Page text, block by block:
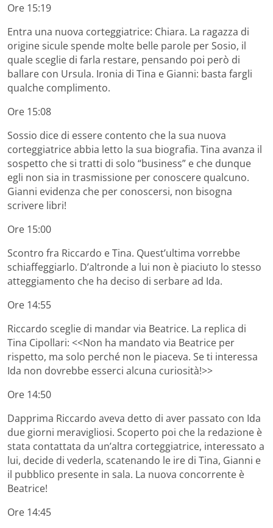
Ore 15:19
Entra una nuova corteggiatrice: Chiara. La ragazza di
origine sicule spende molte belle parole per Sosio, il
quale sceglie di farla restare, pensando poi però di
ballare con Ursula. Ironia di Tina e Gianni: basta fargli
qualche complimento.
Ore 15:08
Sossio dice di essere contento che la sua nuova
corteggiatrice abbia letto la sua biografia. Tina avanza il
sospetto che si tratti di solo “business” e che dunque
egli non sia in trasmissione per conoscere qualcuno.
Gianni evidenza che per conoscersi, non bisogna
scrivere libri!
Ore 15:00
Scontro fra Riccardo e Tina. Quest’ultima vorrebbe
schiaffeggiarlo. D’altronde a lui non è piaciuto lo stesso
atteggiamento che ha deciso di serbare ad Ida.
Ore 14:55
Riccardo sceglie di mandar via Beatrice. La replica di
Tina Cipollari: <<Non ha mandato via Beatrice per
rispetto, ma solo perché non le piaceva. Se ti interessa
Ida non dovrebbe esserci alcuna curiosità!>>
Ore 14:50
Dapprima Riccardo aveva detto di aver passato con Ida
due giorni meravigliosi. Scoperto poi che la redazione è
stata contattata da un’altra corteggiatrice, interessato a
lui, decide di vederla, scatenando le ire di Tina, Gianni e
il pubblico presente in sala. La nuova concorrente è
Beatrice!
Ore 14:45